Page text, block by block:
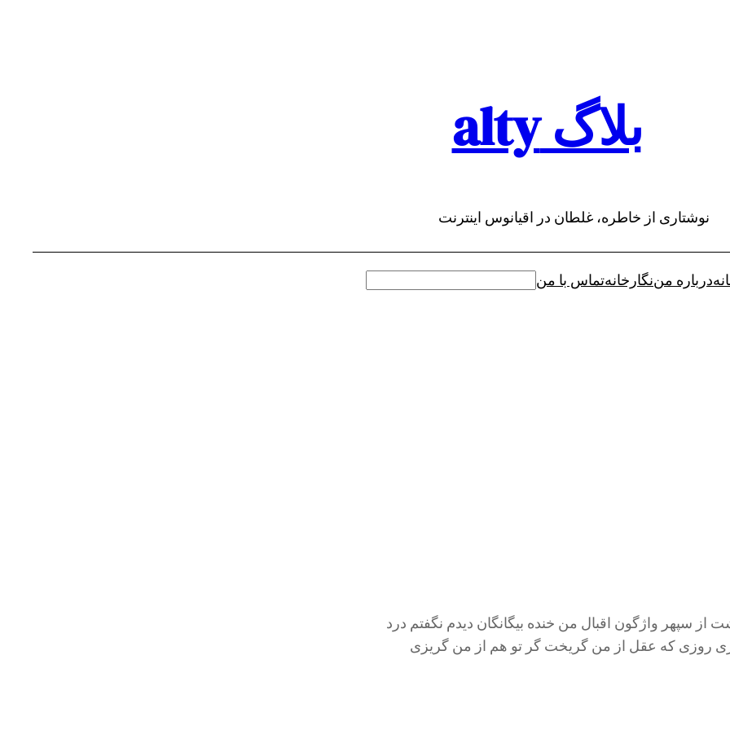
بلاگ alty
نوشتاری از خاطره، غلطان در اقیانوس اینترنت
درباره مننگارخانهتماس با من
سپهر واژگون اقبال من خنده بیگانگان دیدم نگفتم درد
پری روزی که عقل از من گریخت گر تو هم از من گریزی